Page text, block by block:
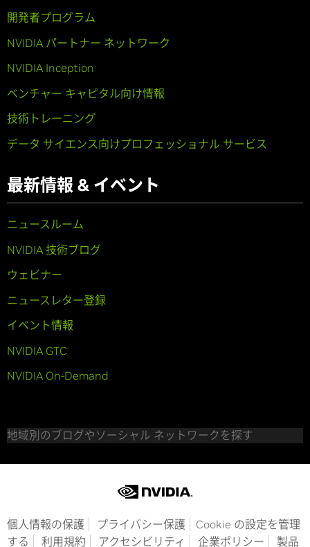
開発者プログラム
NVIDIA パートナー ネットワーク
NVIDIA Inception
ベンチャー キャピタル向け情報
技術トレーニング
データ サイエンス向けプロフェッショナル サービス
最新情報 & イベント
ニュースルーム
NVIDIA 技術ブログ
ウェビナー
ニュースレター登録
イベント情報
NVIDIA GTC
NVIDIA On-Demand
地域別のブログやソーシャル ネットワークを探す
個人情報の保護 プライバシー保護
Cookie の設定を管理
する
利用規約 アクセシビリティ 企業ポリシー 製品